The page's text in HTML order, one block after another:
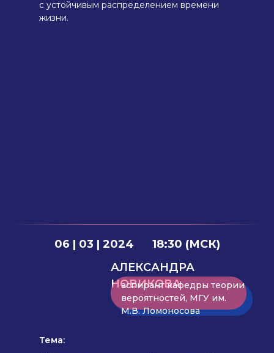
с устойчивым распределением времени
жизни.
06 | 03 | 2024
АЛЕКСАНДРА
НОВИКОВА
Тема:
18:30 (МСК)
аспирант кафедры теории
вероятностей, МГУ им.
М.В. Ломоносова